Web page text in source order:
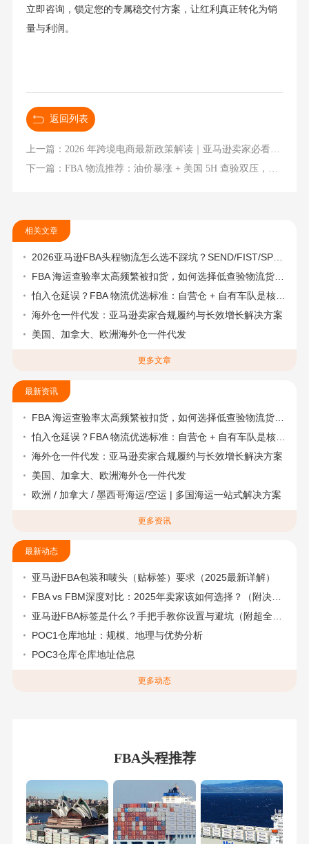
立即咨询，锁定您的专属稳交付方案，让红利真正转化为销
量与利润。
返回列表
上一篇：2026 年跨境电商最新政策解读｜亚马逊卖家必看：合规、成本与物流新机遇
下一篇：FBA 物流推荐：油价暴涨 + 美国 5H 查验双压，亚马逊卖家稳交付方案
相关文章
2026亚马逊FBA头程物流怎么选不踩坑？SEND/FIST/SPN官方认证物流商，只有这家敢承诺“准达率第一”
FBA 海运查验率太高频繁被扣货，如何选择低查验物流货代？
怕入仓延误？FBA 物流优选标准：自营仓 + 自有车队是核心硬指标
海外仓一件代发：亚马逊卖家合规履约与长效增长解决方案
美国、加拿大、欧洲海外仓一件代发
更多文章
最新资讯
FBA 海运查验率太高频繁被扣货，如何选择低查验物流货代？
怕入仓延误？FBA 物流优选标准：自营仓 + 自有车队是核心硬指标
海外仓一件代发：亚马逊卖家合规履约与长效增长解决方案
美国、加拿大、欧洲海外仓一件代发
欧洲 / 加拿大 / 墨西哥海运/空运 | 多国海运一站式解决方案
更多资讯
最新动态
亚马逊FBA包装和唛头（贴标签）要求（2025最新详解）
FBA vs FBM深度对比：2025年卖家该如何选择？（附决策流程图）
亚马逊FBA标签是什么？手把手教你设置与避坑（附超全指南）
POC1仓库地址：规模、地理与优势分析
POC3仓库仓库地址信息
更多动态
FBA头程推荐